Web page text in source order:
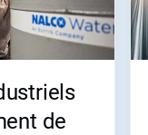
de